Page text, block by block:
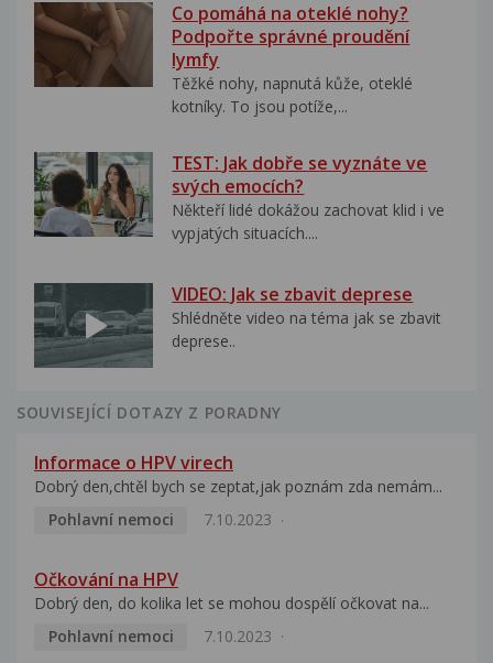
Co pomáhá na oteklé nohy?
Podpořte správné proudění
lymfy
Těžké nohy, napnutá kůže, oteklé
kotníky. To jsou potíže,...
TEST: Jak dobře se vyznáte ve
svých emocích?
Někteří lidé dokážou zachovat klid i ve
vypjatých situacích....
VIDEO: Jak se zbavit deprese
Shlédněte video na téma jak se zbavit
deprese..
SOUVISEJÍCÍ DOTAZY Z PORADNY
Informace o HPV virech
Dobrý den,chtěl bych se zeptat,jak poznám zda nemám...
Pohlavní nemoci
7.10.2023
Očkování na HPV
Dobrý den, do kolika let se mohou dospělí očkovat na...
Pohlavní nemoci
7.10.2023